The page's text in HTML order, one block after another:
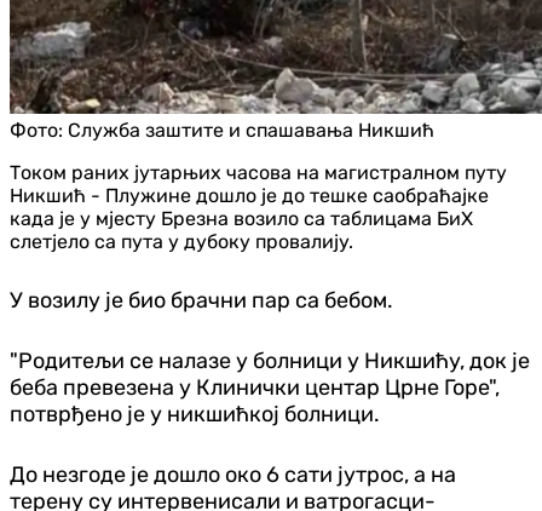
Фото: Служба заштите и спашавања Никшић
Током раних јутарњих часова на магистралном путу
Никшић - Плужине дошло је до тешке саобраћајке
када је у мјесту Брезна возило са таблицама БиХ
слетјело са пута у дубоку провалију.
У возилу је био брачни пар са бебом.
"Родитељи се налазе у болници у Никшићу, док је
беба превезена у Клинички центар Црне Горе",
потврђено је у никшићкој болници.
До незгоде је дошло око 6 сати јутрос, а на
терену су интервенисали и ватрогасци-